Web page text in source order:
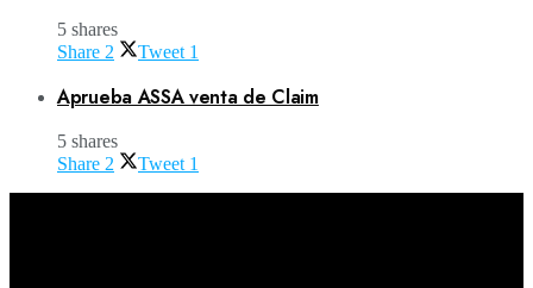
5 shares
Share 2 Tweet 1
Aprueba ASSA venta de Claim
5 shares
Share 2 Tweet 1